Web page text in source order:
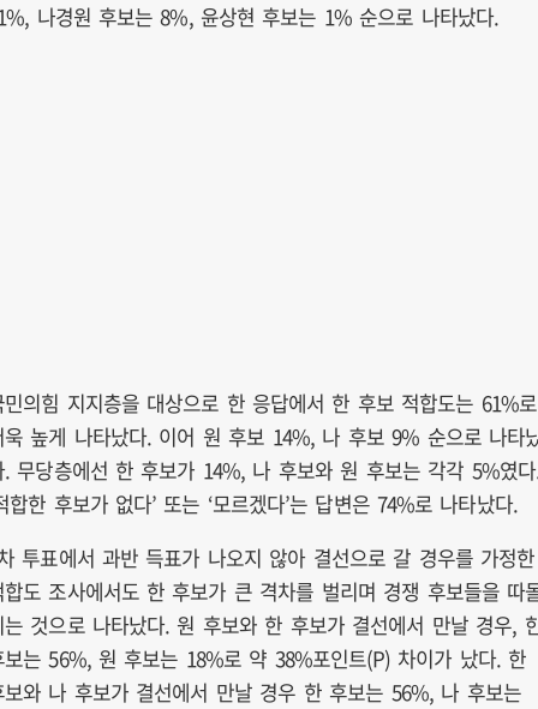
나경원 후보는 8%, 윤상현 후보는 1% 순으로 나타났다.
민의힘 지지층을 대상으로 한 응답에서 한 후보 적합도는 61%로
욱 높게 나타났다. 이어 원 후보 14%, 나 후보 9% 순으로 나타
. 무당층에선 한 후보가 14%, 나 후보와 원 후보는 각각 5%였
합한 후보가 없다’ 또는 ‘모르겠다’는 답변은 74%로 나타났다.
투표에서 과반 득표가 나오지 않아 결선으로 갈 경우를 가정한
합도 조사에서도 한 후보가 큰 격차를 벌리며 경쟁 후보들을 따
는 것으로 나타났다. 원 후보와 한 후보가 결선에서 만날 경우,
보는 56%, 원 후보는 18%로 약 38%포인트(P) 차이가 났다. 한
보와 나 후보가 결선에서 만날 경우 한 후보는 56%, 나 후보는